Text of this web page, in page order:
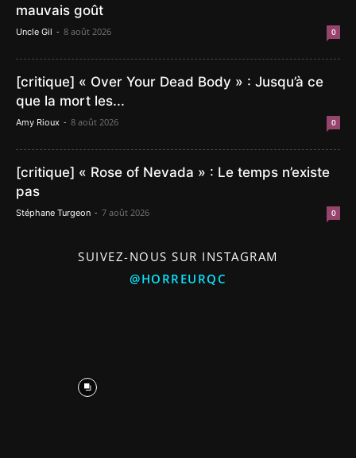
mauvais goût
Uncle Gil - 8 août 2026 0
[critique] « Over Your Dead Body » : Jusqu’à ce
que la mort les...
Amy Rioux - 8 août 2026 0
[critique] « Rose of Nevada » : Le temps n’existe
pas
Stéphane Turgeon - 7 août 2026 0
SUIVEZ-NOUS SUR INSTAGRAM
@HORREURQC